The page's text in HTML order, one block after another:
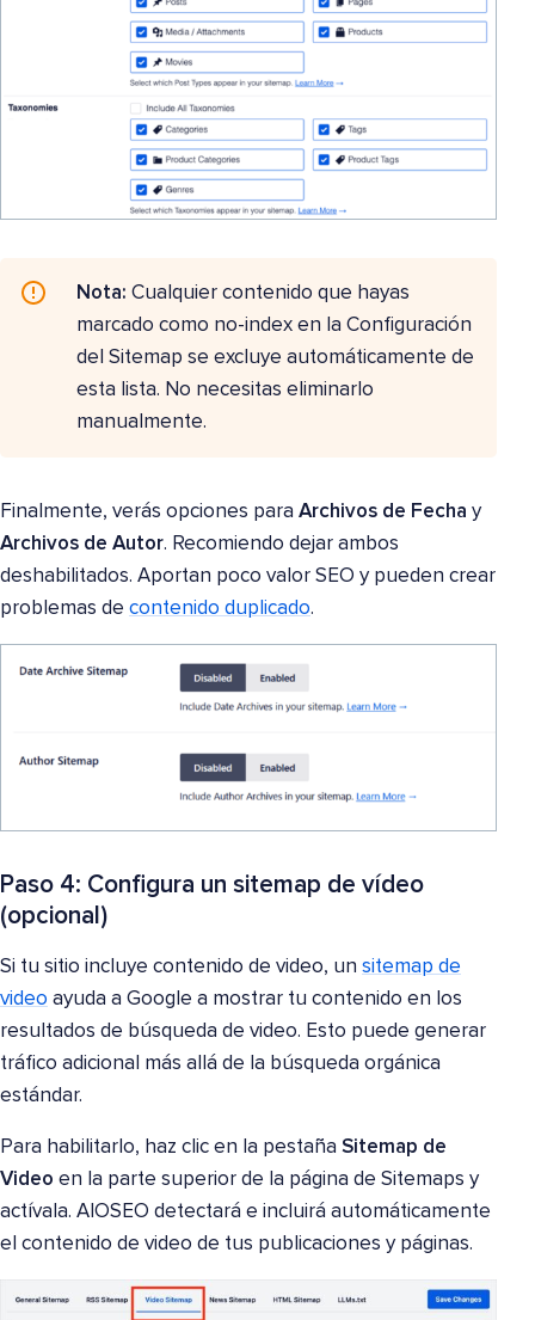
Nota: Cualquier contenido que hayas
marcado como no-index en la Configuración
del Sitemap se excluye automáticamente de
esta lista. No necesitas eliminarlo
manualmente.
Finalmente, verás opciones para Archivos de Fecha y
Archivos de Autor. Recomiendo dejar ambos
deshabilitados. Aportan poco valor SEO y pueden crear
problemas de contenido duplicado.
Paso 4: Configura un sitemap de vídeo
(opcional)
Si tu sitio incluye contenido de video, un sitemap de
video ayuda a Google a mostrar tu contenido en los
resultados de búsqueda de video. Esto puede generar
tráfico adicional más allá de la búsqueda orgánica
estándar.
Para habilitarlo, haz clic en la pestaña Sitemap de
Video en la parte superior de la página de Sitemaps y
actívala. AIOSEO detectará e incluirá automáticamente
el contenido de video de tus publicaciones y páginas.